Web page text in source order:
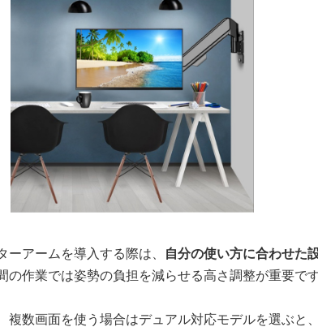
ーアームを導入する際は、 自分の使い方に合わせた
の作業では姿勢の負担を減らせる高さ調整が重要です
複数画面を使う場合はデュアル対応モデルを選ぶと